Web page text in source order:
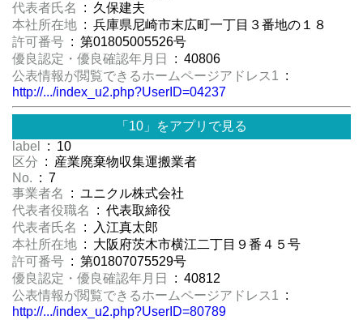
代表者氏名
: 久保建夫
本社所在地 : 兵庫県尼崎市末広町一丁目３番地の１８
許可番号 : 第01805005526号
優良認定・優良確認年月日
: 40806
公表情報が閲覧できるホームページアドレス1 :
http://.../index_u2.php?UserID=04237
「10」をアプリで見る
label
: 10
区分 : 産業廃棄物収集運搬業者
No. : 7
事業者名
: ユニクル株式会社
代表者役職名
: 代表取締役
代表者氏名
: 入江真太郎
本社所在地 : 大阪府茨木市横江二丁目９番４５号
許可番号 : 第01807075529号
優良認定・優良確認年月日
: 40812
公表情報が閲覧できるホームページアドレス1 :
http://.../index_u2.php?UserID=80789